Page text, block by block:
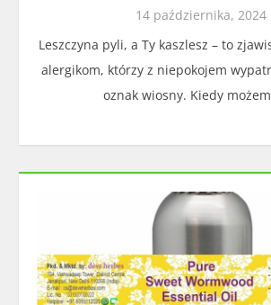
14 października, 2024
Leszczyna pyli, a Ty kaszlesz – to
alergikom, którzy z niepokojem
oznak wiosny. Kiedy